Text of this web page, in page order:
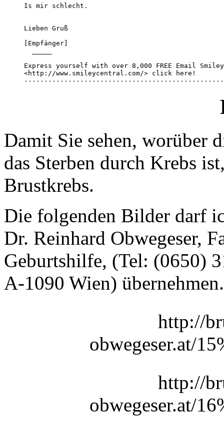
Damit Sie sehen, worüber
das Sterben durch Krebs
Brustkrebs.
Die folgenden Bilder darf
Dr. Reinhard Obwegeser,
Geburtshilfe, (Tel: (0650)
A-1090 Wien) übernehmen.
http://
obwegeser.at/
http://
obwegeser.at/